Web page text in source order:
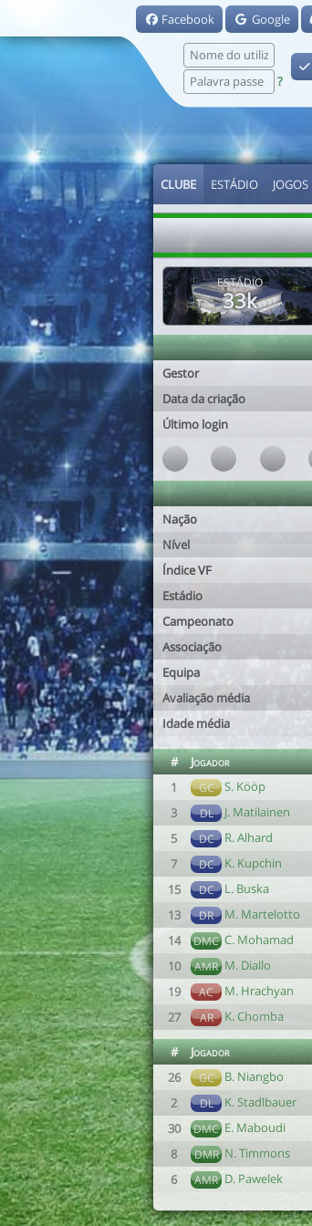
Facebook Google
?
CLUBE ESTÁDIO JOGOS
ESTÁDIO
33k
Gestor
Data da criação
Último login
Nação
Nível
Índice VF
Estádio
Campeonato
Associação
Equipa
Avaliação média
Idade média
# Jogador
1
GC S. Kööp
3
DL J. Matilainen
5
DC R. Alhard
7
DC K. Kupchin
15
DC L. Buska
13
DR M. Martelotto
14
DMC C. Mohamad
10
AMR M. Diallo
19
AC M. Hrachyan
27
AR K. Chomba
# Jogador
26
GC B. Niangbo
2
DL K. Stadlbauer
30
DMC E. Maboudi
8
DMR N. Timmons
6
AMR D. Pawelek